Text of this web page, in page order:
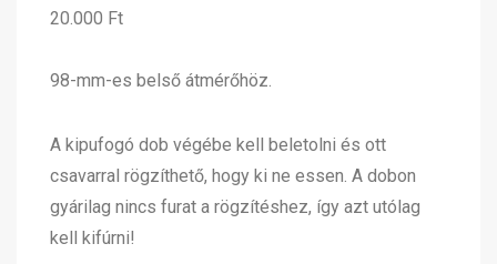
20.000 Ft
98-mm-es belső átmérőhöz.
A kipufogó dob végébe kell beletolni és ott
csavarral rögzíthető, hogy ki ne essen. A dobon
gyárilag nincs furat a rögzítéshez, így azt utólag
kell kifúrni!